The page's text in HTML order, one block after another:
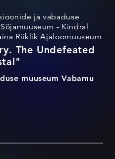
ja vabaduse
- Kindral
Riiklik Ajaloomuuseum
The Undefeated
muuseum Vabamu